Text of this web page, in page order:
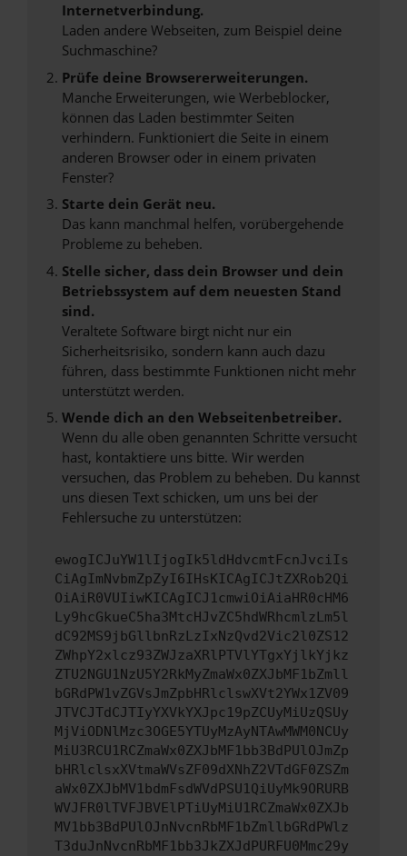
Internetverbindung.
Laden andere Webseiten, zum Beispiel deine
Suchmaschine?
Prüfe deine Browsererweiterungen.
Manche Erweiterungen, wie Werbeblocker,
können das Laden bestimmter Seiten
verhindern. Funktioniert die Seite in einem
anderen Browser oder in einem privaten
Fenster?
Starte dein Gerät neu.
Das kann manchmal helfen, vorübergehende
Probleme zu beheben.
Stelle sicher, dass dein Browser und dein
Betriebssystem auf dem neuesten Stand
sind.
Veraltete Software birgt nicht nur ein
Sicherheitsrisiko, sondern kann auch dazu
führen, dass bestimmte Funktionen nicht mehr
unterstützt werden.
Wende dich an den Webseitenbetreiber.
Wenn du alle oben genannten Schritte versucht
hast, kontaktiere uns bitte. Wir werden
versuchen, das Problem zu beheben. Du kannst
uns diesen Text schicken, um uns bei der
Fehlersuche zu unterstützen:
ewogICJuYW1lIjogIk5ldHdvcmtFcnJvciIs
CiAgImNvbmZpZyI6IHsKICAgICJtZXRob2Qi
OiAiR0VUIiwKICAgICJ1cmwiOiAiaHR0cHM6
Ly9hcGkueC5ha3MtcHJvZC5hdWRhcmlzLm5l
dC92MS9jbGllbnRzLzIxNzQvd2Vic2l0ZS12
ZWhpY2xlcz93ZWJzaXRlPTVlYTgxYjlkYjkz
ZTU2NGU1NzU5Y2RkMyZmaWx0ZXJbMF1bZmll
bGRdPW1vZGVsJmZpbHRlclswXVt2YWx1ZV09
JTVCJTdCJTIyYXVkYXJpc19pZCUyMiUzQSUy
MjViODNlMzc3OGE5YTUyMzAyNTAwMWM0NCUy
MiU3RCU1RCZmaWx0ZXJbMF1bb3BdPUlOJmZp
bHRlclsxXVtmaWVsZF09dXNhZ2VTdGF0ZSZm
aWx0ZXJbMV1bdmFsdWVdPSU1QiUyMk9ORURB
WVJFR0lTVFJBVElPTiUyMiU1RCZmaWx0ZXJb
MV1bb3BdPUlOJnNvcnRbMF1bZmllbGRdPWlz
T3duJnNvcnRbMF1bb3JkZXJdPURFU0Mmc29y